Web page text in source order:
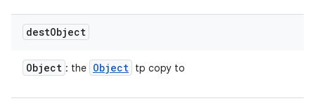
destObject
Object : the Object tp copy to